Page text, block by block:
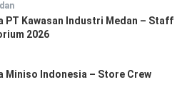
PT Kawasan Industri Medan – Staff
2026
Miniso Indonesia – Store Crew